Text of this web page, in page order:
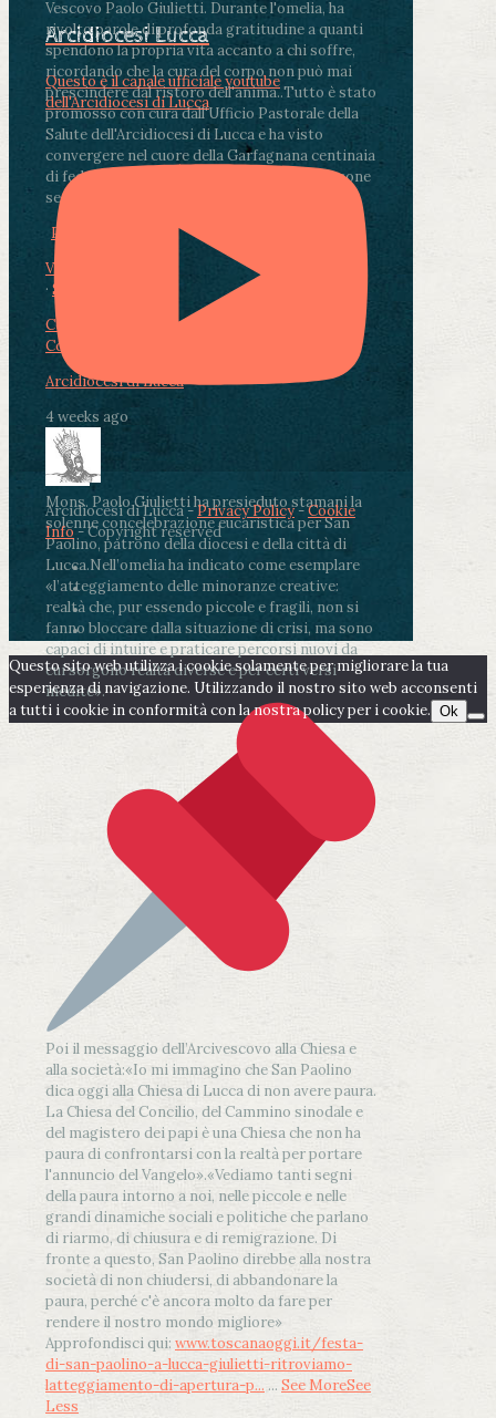
Vescovo Paolo Giulietti. Durante l'omelia, ha
rivolto parole di profonda gratitudine a quanti
spendono la propria vita accanto a chi soffre,
ricordando che la cura del corpo non può mai
prescindere dal ristoro dell'anima..Tutto è stato
promosso con cura dall'Ufficio Pastorale della
Salute dell'Arcidiocesi di Lucca e ha visto
convergere nel cuore della Garfagnana centinaia
di fedeli, operatori sanitari, volontari e persone
segnate dalla malattia.
Photo
View on Facebook
· Share
Condividi su Facebook
Condividi su LinkedIn
Arcidiocesi di Lucca
4 weeks ago
Mons. Paolo Giulietti ha presieduto stamani la
solenne concelebrazione eucaristica per San
Paolino, patrono della diocesi e della città di
Lucca.Nell’omelia ha indicato come esemplare
«l’atteggiamento delle minoranze creative:
realtà che, pur essendo piccole e fragili, non si
fanno bloccare dalla situazione di crisi, ma sono
capaci di intuire e praticare percorsi nuovi da
cui sorgono realtà diverse e per certi versi
inedite».
Poi il messaggio dell’Arcivescovo alla Chiesa e
alla società:«Io mi immagino che San Paolino
dica oggi alla Chiesa di Lucca di non avere paura.
La Chiesa del Concilio, del Cammino sinodale e
del magistero dei papi è una Chiesa che non ha
paura di confrontarsi con la realtà per portare
l'annuncio del Vangelo».«Vediamo tanti segni
della paura intorno a noi, nelle piccole e nelle
grandi dinamiche sociali e politiche che parlano
di riarmo, di chiusura e di remigrazione. Di
fronte a questo, San Paolino direbbe alla nostra
società di non chiudersi, di abbandonare la
paura, perché c'è ancora molto da fare per
rendere il nostro mondo migliore»
Approfondisci qui: www.toscanaoggi.it/festa-
di-san-paolino-a-lucca-giulietti-ritroviamo-
latteggiamento-di-apertura-p... ... See MoreSee
Less
Arcidiocesi Lucca
Questo è il canale ufficiale youtube
dell'Arcidiocesi di Lucca
Arcidiocesi di Lucca -Privacy Policy-Cookie
Info- Copyright reserved
Questo sito web utilizza i cookie solamente per migliorare la tua
esperienza di navigazione. Utilizzando il nostro sito web acconsenti
a tutti i cookie in conformità con la nostra policy per i cookie. Ok